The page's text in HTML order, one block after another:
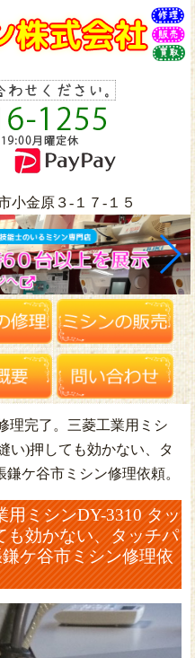
小金原３-１７-１５
理完了。三菱工業用ミシ
い)押しても効かない、タ
ケ谷市ミシン修理依頼。
ミシンDY-3310 タッ
も効かない、タッチパ
ケ谷市ミシン修理依